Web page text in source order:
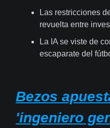
Las restricciones
revuelta entre
La IA se viste de
escaparate del
Bezos
'ingeniero